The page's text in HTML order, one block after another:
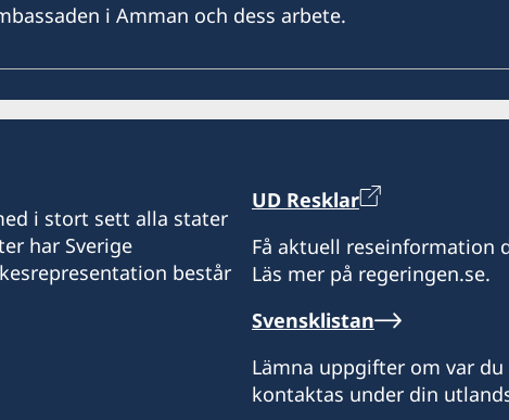
i Amman och dess arbete.
i stort sett alla stater
har Sverige
består
UD Resklar
Få aktuell reseinformation
Läs mer på regeringen.se.
Svensklistan
Lämna uppgifter om var
kontaktas under din